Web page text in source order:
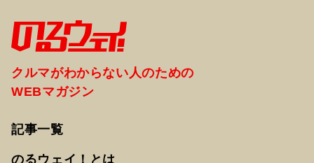
クルマがわからない人のための
WEBマガジン
記事一覧
のるウェイ！とは